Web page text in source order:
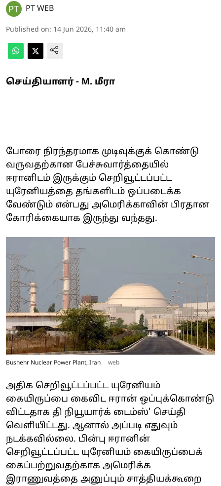
PT WEB
Published on: 14 Jun 2026, 11:40 am
செய்தியாளர் - M. மீரா
போரை நிரந்தரமாக முடிவுக்குக் கொண்டு
வருவதற்கான பேச்சுவார்த்தையில்
ஈரானிடம் இருக்கும் செறிவூட்டப்பட்ட
யுரேனியத்தை தங்களிடம் ஒப்படைக்க
வேண்டும் என்பது அமெரிக்காவின் பிரதான
கோரிக்கையாக இருந்து வந்தது.
Bushehr Nuclear Power Plant, Iran web
அதிக செறிவூட்டப்பட்ட யுரேனியம்
கையிருப்பை கைவிட ஈரான் ஒப்புக்கொண்டு
விட்டதாக தி நியூயார்க் டைம்ஸ்' செய்தி
வெளியிட்டது. ஆனால் அப்படி எதுவும்
நடக்கவில்லை. பின்பு ஈரானின்
செறிவூட்டப்பட்ட யுரேனியம் கையிருப்பைக்
கைப்பற்றுவதற்காக அமெரிக்க
இராணுவத்தை அனுப்பும் சாத்தியக்கூறை